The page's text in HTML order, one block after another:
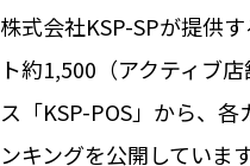
株式会社KSP-SPが提供
ト約1,500（アクティブ
ス「KSP-POS」から、
ンキングを公開していま